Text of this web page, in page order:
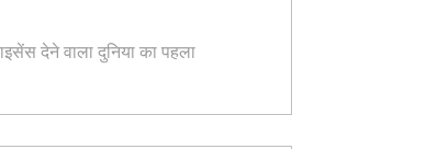
देने वाला दुनिया का पहला